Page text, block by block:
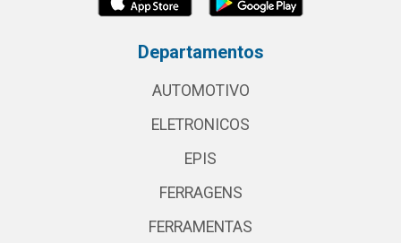
Departamentos
AUTOMOTIVO
ELETRONICOS
EPIS
FERRAGENS
FERRAMENTAS